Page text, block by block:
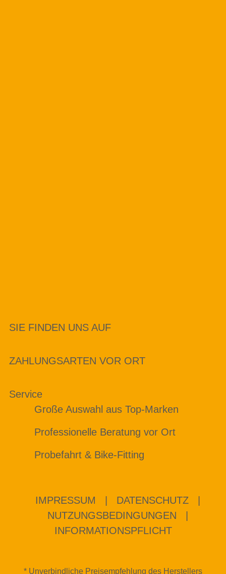
SIE FINDEN UNS AUF
ZAHLUNGSARTEN VOR ORT
Service
Große Auswahl aus Top-Marken
Professionelle Beratung vor Ort
Probefahrt & Bike-Fitting
IMPRESSUM DATENSCHUTZ
NUTZUNGSBEDINGUNGEN
INFORMATIONSPFLICHT
* Unverbindliche Preisempfehlung des Herstellers